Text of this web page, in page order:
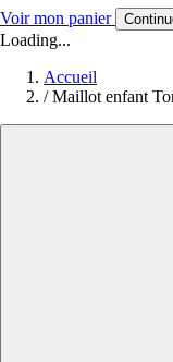
Voir mon panier
Loading...
Accueil
/ Maillot enfant